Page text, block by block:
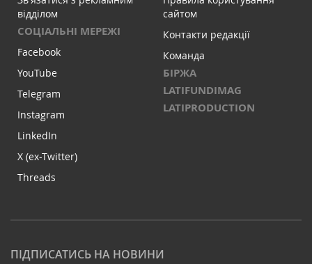
відділом
СОЦІАЛЬНІ МЕРЕЖІ
Facebook
YouTube
Telegram
Instagram
LinkedIn
X (ex-Twitter)
Threads
сайтом
Контакти редакції
Команда
БІРЖА
LATIFUNDIMAG
LATIPRODUCTION
ПІДПИСАТИСЬ НА НОВИНИ